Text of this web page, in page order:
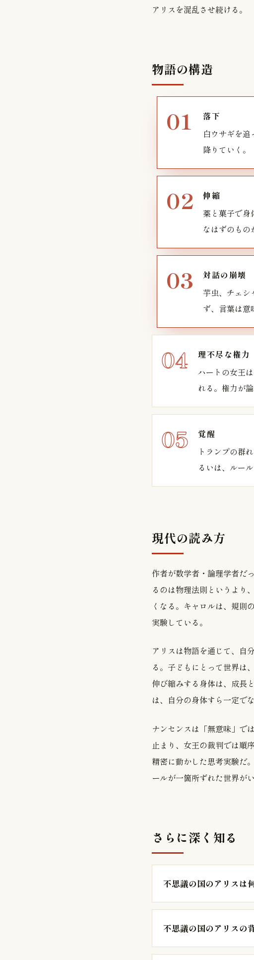
アリスを混乱させ続ける。
物語の構造
落下
白ウサギを
降りていく。
伸縮
薬と菓子で身
なはずのもの
対話の崩壊
芋虫、チェ
ず、言葉は意
理不尽な権力
ハートの女王
れる。権力が
覚醒
トランプの群
るいは、ルー
現代の読み方
作者が数学者・論理学者だ
るのは物理法則というより
くなる。キャロルは、規則
実験している。
アリスは物語を通じて、自
る。子どもにとって世界は
伸び縮みする身体は、成長
は、自分の身体すら一定で
ナンセンスは「無意味」で
止まり、女王の裁判では順
精密に動かした思考実験だ
ールが一箇所ずれた世界が
さらに深く知る
不思議の国のアリスは
不思議の国のアリスの